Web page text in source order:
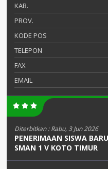
KAB.
PROV.
KODE POS
TELEPON
FAX
EMAIL
Diterbitkan :Rabu, 3 Jun 2026
PENERIMAAN SISWA
SMAN 1 V KOTO TIMUR